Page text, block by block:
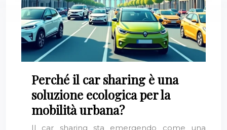
Perché il car sharing è una
soluzione ecologica per la
mobilità urbana?
Il car sharing sta emergendo come una